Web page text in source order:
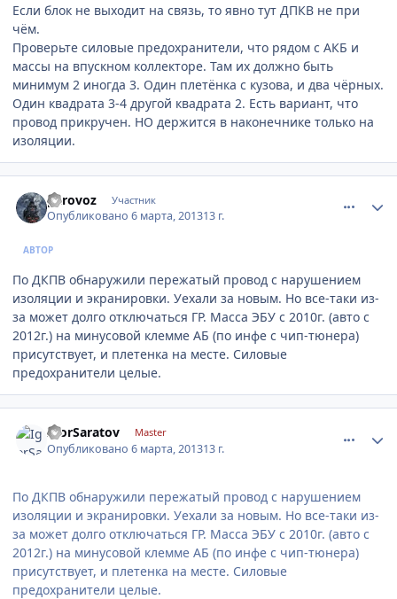
Если блок не выходит на связь, то явно тут ДПКВ не при
чём.
Проверьте силовые предохранители, что рядом с АКБ и
массы на впускном коллекторе. Там их должно быть
минимум 2 иногда 3. Один плетёнка с кузова, и два чёрных.
Один квадрата 3-4 другой квадрата 2. Есть вариант, что
провод прикручен. НО держится в наконечнике только на
изоляции.
parovoz Участник
Опубликовано6 марта, 201313 г.
АВТОР
По ДКПВ обнаружили пережатый провод с нарушением
изоляции и экранировки. Уехали за новым. Но все-таки из-
за может долго отключаться ГР. Масса ЭБУ с 2010г. (авто с
2012г.) на минусовой клемме АБ (по инфе с чип-тюнера)
присутствует, и плетенка на месте. Силовые
предохранители целые.
IgorSaratov Master
Опубликовано6 марта, 201313 г.
По ДКПВ обнаружили пережатый провод с нарушением
изоляции и экранировки. Уехали за новым. Но все-таки из-
за может долго отключаться ГР. Масса ЭБУ с 2010г. (авто с
2012г.) на минусовой клемме АБ (по инфе с чип-тюнера)
присутствует, и плетенка на месте. Силовые
предохранители целые.